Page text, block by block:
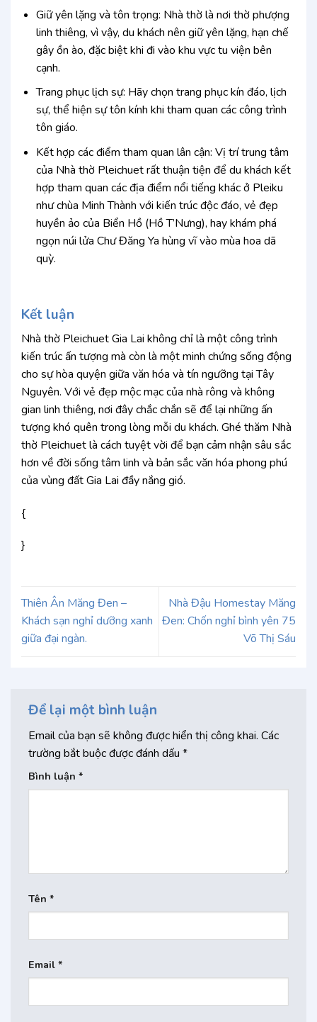
Giữ yên lặng và tôn trọng: Nhà thờ là nơi thờ phượng
linh thiêng, vì vậy, du khách nên giữ yên lặng, hạn chế
gây ồn ào, đặc biệt khi đi vào khu vực tu viện bên
cạnh.
Trang phục lịch sự: Hãy chọn trang phục kín đáo, lịch
sự, thể hiện sự tôn kính khi tham quan các công trình
tôn giáo.
Kết hợp các điểm tham quan lân cận: Vị trí trung tâm
của Nhà thờ Pleichuet rất thuận tiện để du khách kết
hợp tham quan các địa điểm nổi tiếng khác ở Pleiku
như chùa Minh Thành với kiến trúc độc đáo, vẻ đẹp
huyền ảo của Biển Hồ (Hồ T’Nưng), hay khám phá
ngọn núi lửa Chư Đăng Ya hùng vĩ vào mùa hoa dã
quỳ.
Kết luận
Nhà thờ Pleichuet Gia Lai không chỉ là một công trình
kiến trúc ấn tượng mà còn là một minh chứng sống động
cho sự hòa quyện giữa văn hóa và tín ngưỡng tại Tây
Nguyên. Với vẻ đẹp mộc mạc của nhà rông và không
gian linh thiêng, nơi đây chắc chắn sẽ để lại những ấn
tượng khó quên trong lòng mỗi du khách. Ghé thăm Nhà
thờ Pleichuet là cách tuyệt vời để bạn cảm nhận sâu sắc
hơn về đời sống tâm linh và bản sắc văn hóa phong phú
của vùng đất Gia Lai đầy nắng gió.
{
}
Thiên Ân Măng Đen –
Khách sạn nghỉ dưỡng xanh
giữa đại ngàn.
Nhà Đậu Homestay Măng
Đen: Chốn nghỉ bình yên 75
Võ Thị Sáu
Để lại một bình luận
Email của bạn sẽ không được hiển thị công khai. Các
trường bắt buộc được đánh dấu *
Bình luận *
Tên *
Email *